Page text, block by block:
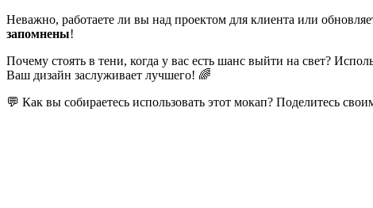
Неважно, работаете ли вы над проектом для клиента или
запомнены!
Почему стоять в тени, когда у вас есть шанс выйти на свет?
Ваш дизайн заслуживает лучшего! 🌈
💬 Как вы собираетесь использовать этот мокап? Поделитесь